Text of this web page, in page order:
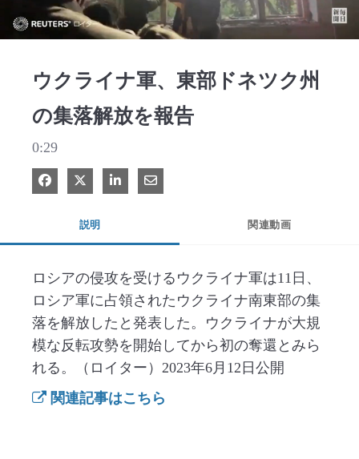
ウクライナ軍、東部ドネツク州
の集落解放を報告
0:29
Facebook で共有
Xで共有する
LinkedIn で共有
電子メールで共有
説明 関連動画
ロシアの侵攻を受けるウクライナ軍は11日、
ロシア軍に占領されたウクライナ南東部の集
落を解放したと発表した。ウクライナが大規
模な反転攻勢を開始してから初の奪還とみら
れる。（ロイター）2023年6月12日公開
関連記事はこちら